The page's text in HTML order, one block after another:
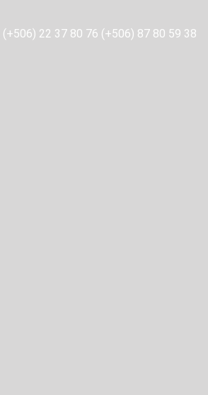
(+506) 22 37 80 76 (+506) 87 80 59 38